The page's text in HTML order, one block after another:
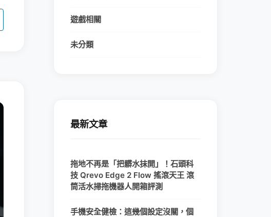
遊戲相關
未分類
最新文章
拖地不再是「把髒水抹開」！石頭科
技 Qrevo Edge 2 Flow 搖滾天王 滾
筒活水掃拖機器人開箱評測
手機安全健檢：這幾個設定沒關，個